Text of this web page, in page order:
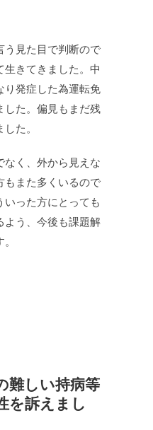
見た目で判断ので
生きてきました。中
り発症した為運転免
した。偏見もまだ残
た。
く、外から見えな
もまた多くいるので
いった方にとっても
よう、今後も課題解
難しい持病等
を訴えまし